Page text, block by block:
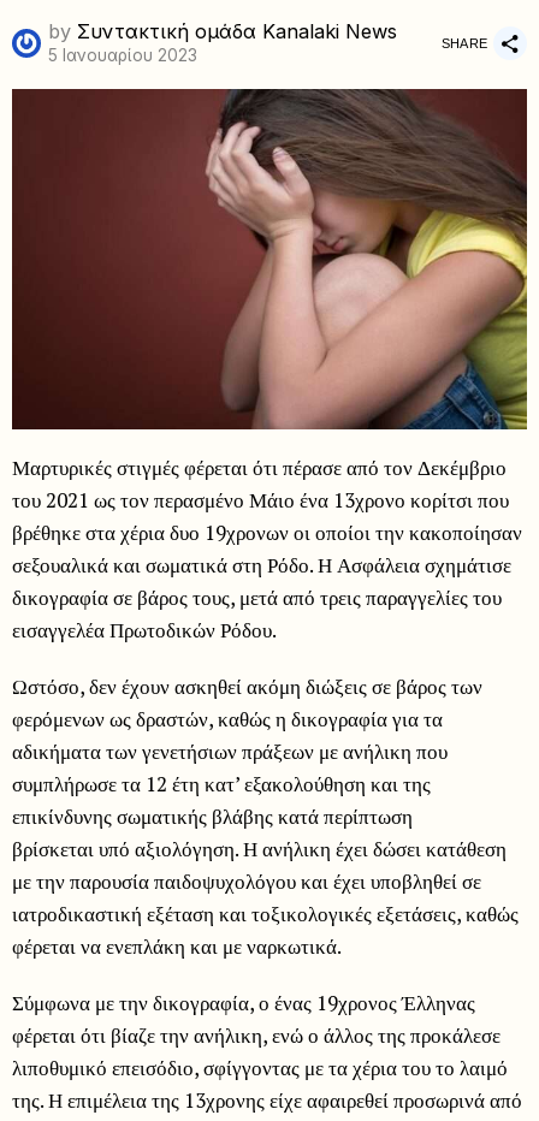
by Συντακτική ομάδα Kanalaki News
5 Ιανουαρίου 2023
SHARE
Μαρτυρικές στιγμές φέρεται ότι πέρασε από τον Δεκέμβριο
του 2021 ως τον περασμένο Μάιο ένα 13χρονο κορίτσι που
βρέθηκε στα χέρια δυο 19χρονων οι οποίοι την κακοποίησαν
σεξουαλικά και σωματικά στη Ρόδο. Η Ασφάλεια σχημάτισε
δικογραφία σε βάρος τους, μετά από τρεις παραγγελίες του
εισαγγελέα Πρωτοδικών Ρόδου.
Ωστόσο, δεν έχουν ασκηθεί ακόμη διώξεις σε βάρος των
φερόμενων ως δραστών, καθώς η δικογραφία για τα
αδικήματα των γενετήσιων πράξεων με ανήλικη που
συμπλήρωσε τα 12 έτη κατ’ εξακολούθηση και της
επικίνδυνης σωματικής βλάβης κατά περίπτωση
βρίσκεται υπό αξιολόγηση. Η ανήλικη έχει δώσει κατάθεση
με την παρουσία παιδοψυχολόγου και έχει υποβληθεί σε
ιατροδικαστική εξέταση και τοξικολογικές εξετάσεις, καθώς
φέρεται να ενεπλάκη και με ναρκωτικά.
Σύμφωνα με την δικογραφία, ο ένας 19χρονος Έλληνας
φέρεται ότι βίαζε την ανήλικη, ενώ ο άλλος της προκάλεσε
λιποθυμικό επεισόδιο, σφίγγοντας με τα χέρια του το λαιμό
της. Η επιμέλεια της 13χρονης είχε αφαιρεθεί προσωρινά από